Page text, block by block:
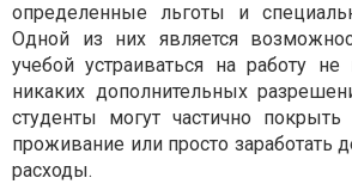
определенные льготы и
Одной из них является
учебой устраиваться на работу не
никаких дополнительных
студенты могут частично
проживание или просто заработать
расходы.